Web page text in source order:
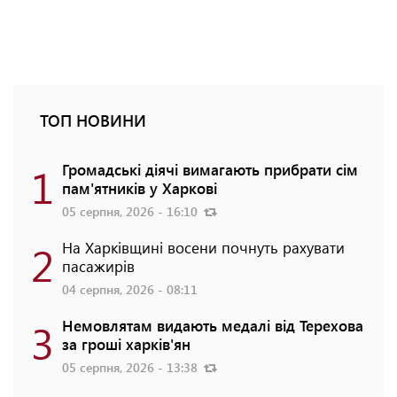
ТОП НОВИНИ
1 Громадські діячі вимагають прибрати сім
пам'ятників у Харкові
05 серпня, 2026 - 16:10
2 На Харківщині восени почнуть рахувати
пасажирів
04 серпня, 2026 - 08:11
3 Немовлятам видають медалі від Терехова
за гроші харків'ян
05 серпня, 2026 - 13:38